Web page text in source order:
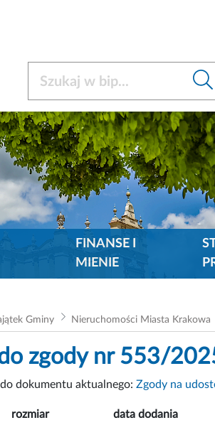
FINANSE I
MIENIE
Gminy Nieruchomości Miasta Krakowa
do zgody nr 553/
dokumentu aktualnego: Zgody na
rozmiar data dodania